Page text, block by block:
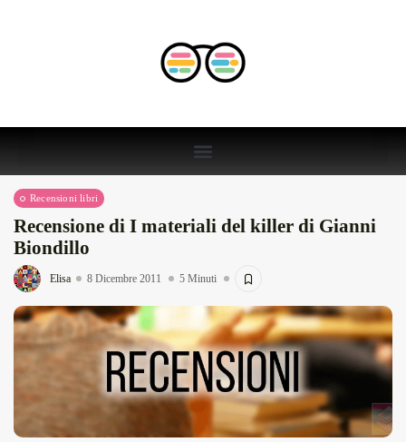
Recensioni libri
Recensione di I materiali del killer di Gianni
Biondillo
Elisa 8 Dicembre 2011 5 Minuti